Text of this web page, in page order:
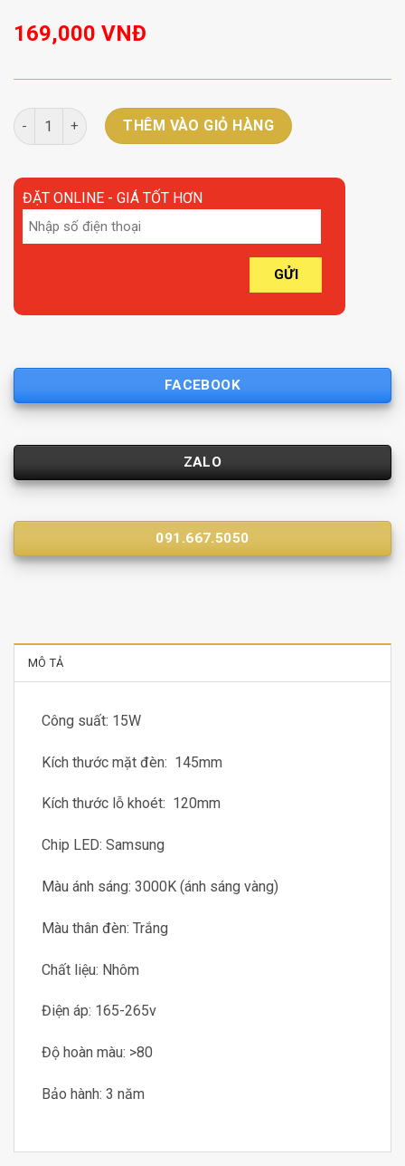
169,000 VNĐ
Đèn downlight BL-059-15 ASV số lượng
THÊM VÀO GIỎ HÀNG
ĐẶT ONLINE - GIÁ TỐT HƠN
FACEBOOK
ZALO
091.667.5050
MÔ TẢ
Công suất: 15W
Kích thước mặt đèn: 145mm
Kích thước lỗ khoét: 120mm
Chip LED: Samsung
Màu ánh sáng: 3000K (ánh sáng vàng)
Màu thân đèn: Trắng
Chất liệu: Nhôm
Điện áp: 165-265v
Độ hoàn màu: >80
Bảo hành: 3 năm